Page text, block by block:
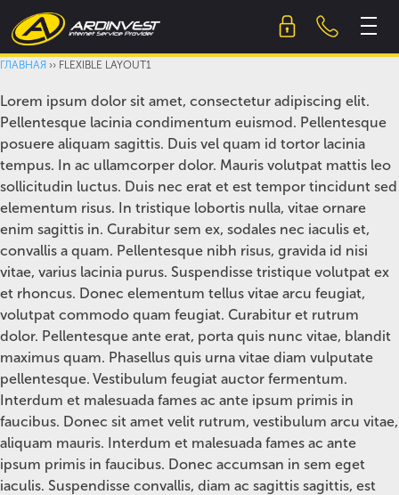
to
content
ГЛАВНАЯ ›› FLEXIBLE LAYOUT1
Lorem ipsum dolor sit amet, consectetur adipiscing elit.
Pellentesque lacinia condimentum euismod. Pellentesque
posuere aliquam sagittis. Duis vel quam id tortor lacinia
tempus. In ac ullamcorper dolor. Mauris volutpat mattis leo
sollicitudin luctus. Duis nec erat et est tempor tincidunt sed
elementum risus. In tristique lobortis nulla, vitae ornare
enim sagittis in. Curabitur sem ex, sodales nec iaculis et,
convallis a quam. Pellentesque nibh risus, gravida id nisi
vitae, varius lacinia purus. Suspendisse tristique volutpat ex
et rhoncus. Donec elementum tellus vitae arcu feugiat,
volutpat commodo quam feugiat. Curabitur et rutrum
dolor. Pellentesque ante erat, porta quis nunc vitae, blandit
maximus quam. Phasellus quis urna vitae diam vulputate
pellentesque. Vestibulum feugiat auctor fermentum.
Interdum et malesuada fames ac ante ipsum primis in
faucibus. Donec sit amet velit rutrum, vestibulum arcu vitae,
aliquam mauris. Interdum et malesuada fames ac ante
ipsum primis in faucibus. Donec accumsan in sem eget
iaculis. Suspendisse convallis, diam ac sagittis sagittis, est